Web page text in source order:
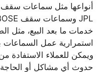
أنواعها مثل سماعات
خدمات ما بعد البيع، مثل
استمرارية عمل السماعات
ويمكن للعملاء
حدوث أي مشاكل أو